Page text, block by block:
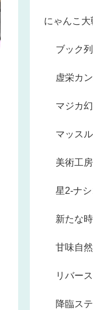
にゃんこ大
ブック
虚栄カ
マジカ
マッス
美術工
星2-ナ
新たな
甘味自
リバー
降臨ス